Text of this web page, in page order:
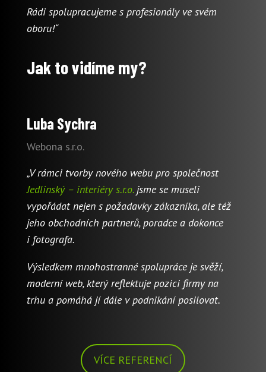
Rádi spolupracujeme s profesionály ve svém
oboru!“
Jak to vidíme my?
Luba Sychra
Webona s.r.o.
„V rámci tvorby nového webu pro společnost
Jedlinský – interiéry s.r.o.jsme se museli
vypořádat nejen s požadavky zákazníka, ale též
jeho obchodních partnerů, poradce a dokonce
i fotografa.
Výsledkem mnohostranné spolupráce je svěží,
moderní web, který reflektuje pozici firmy na
trhu a pomáhá jí dále v podnikání posilovat.
VÍCE REFERENCÍ